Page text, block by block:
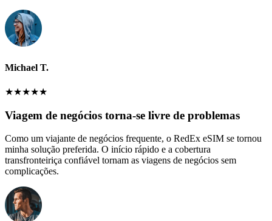
Michael T.
★★★★★
Viagem de negócios torna-se livre de problemas
Como um viajante de negócios frequente, o RedEx eSIM se tornou
minha solução preferida. O início rápido e a cobertura
transfronteiriça confiável tornam as viagens de negócios sem
complicações.